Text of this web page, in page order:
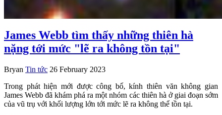
James Webb tìm thấy những thiên hà
nặng tới mức "lẽ ra không tồn tại"
Bryan Tin tức 26 February 2023
Trong phát hiện mới được công bố, kính thiên văn không gian
James Webb đã khám phá ra một nhóm các thiên hà ở giai đoạn sớm
của vũ trụ với khối lượng lớn tới mức lẽ ra không thể tồn tại.